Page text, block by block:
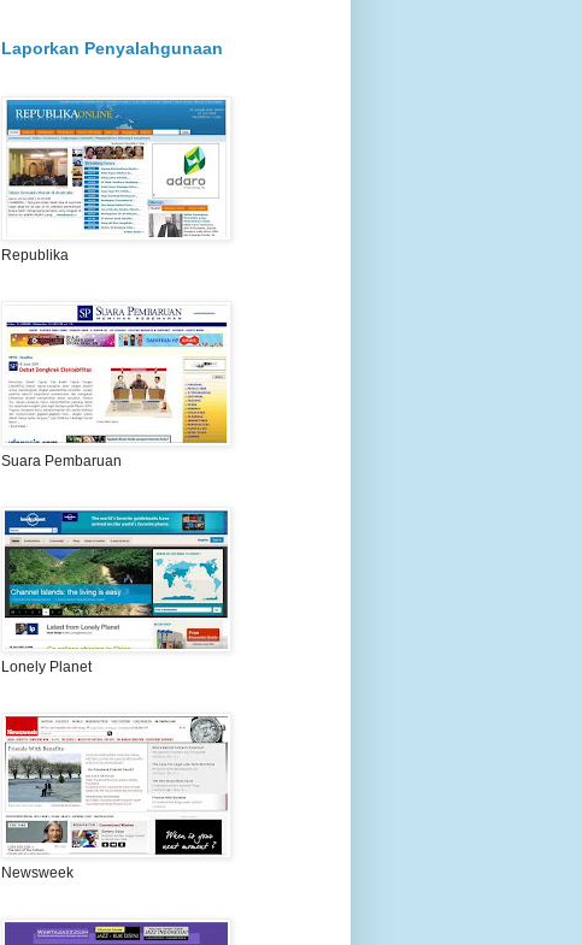
Laporkan Penyalahgunaan
Republika
Suara Pembaruan
Lonely Planet
Newsweek